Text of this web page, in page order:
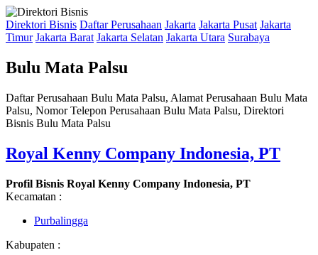
Direktori Bisnis Daftar Perusahaan Jakarta Jakarta Pusat Jakarta
Timur Jakarta Barat Jakarta Selatan Jakarta Utara Surabaya
Bulu Mata Palsu
Daftar Perusahaan Bulu Mata Palsu, Alamat Perusahaan Bulu Mata
Palsu, Nomor Telepon Perusahaan Bulu Mata Palsu, Direktori
Bisnis Bulu Mata Palsu
Royal Kenny Company Indonesia, PT
Profil Bisnis Royal Kenny Company Indonesia, PT
Kecamatan :
Purbalingga
Kabupaten :